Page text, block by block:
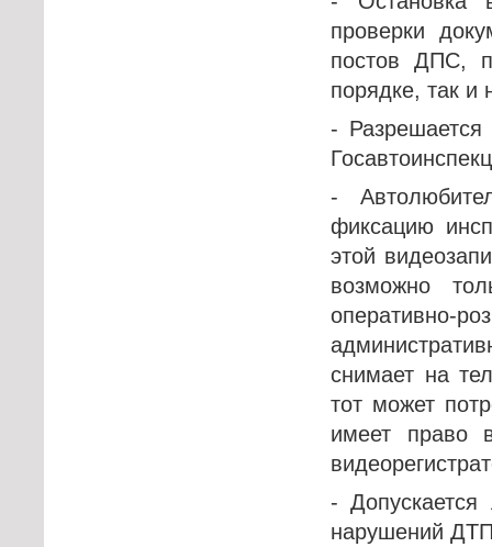
проверки
постов ДПС,
порядке, так и
-
-
фиксацию
этой
возможно
оперативно-
снимает на
тот может
имеет право
-
нарушений